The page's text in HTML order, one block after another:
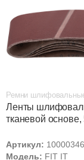
Ремни
Ленты
тканевой
Артикул:
Модель: FIT IT